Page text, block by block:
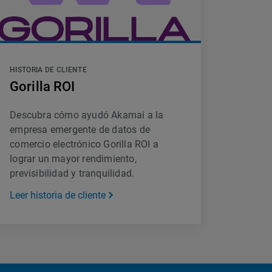
HISTORIA DE CLIENTE
Gorilla ROI
Descubra cómo ayudó Akamai a la
empresa emergente de datos de
comercio electrónico Gorilla ROI a
lograr un mayor rendimiento,
previsibilidad y tranquilidad.
Leer historia de cliente